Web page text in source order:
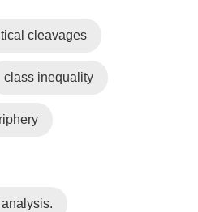
cleavages
class inequality